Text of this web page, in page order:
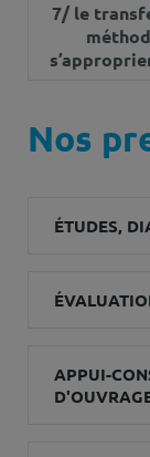
7/ le
Nos
ÉTUDES,
APPUI-